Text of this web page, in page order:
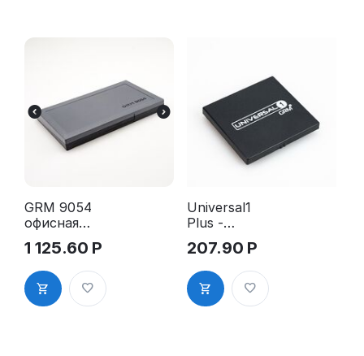
GRM 9054
офисная
настольная
штемпельна
я подушка
108*186 мм
(по
1 125.60 Р
Universal1
Plus -
настольная
штемпельна
я подушка,
55х60 мм.
207.90 Р